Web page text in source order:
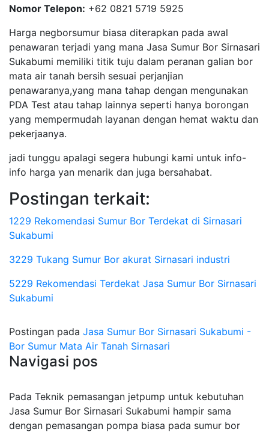
Nomor Telepon: +62 0821 5719 5925
Harga negborsumur biasa diterapkan pada awal
penawaran terjadi yang mana Jasa Sumur Bor Sirnasari
Sukabumi memiliki titik tuju dalam peranan galian bor
mata air tanah bersih sesuai perjanjian
penawaranya,yang mana tahap dengan mengunakan
PDA Test atau tahap lainnya seperti hanya borongan
yang mempermudah layanan dengan hemat waktu dan
pekerjaanya.
jadi tunggu apalagi segera hubungi kami untuk info-
info harga yan menarik dan juga bersahabat.
Postingan terkait:
1229 Rekomendasi Sumur Bor Terdekat di Sirnasari
Sukabumi
3229 Tukang Sumur Bor akurat Sirnasari industri
5229 Rekomendasi Terdekat Jasa Sumur Bor Sirnasari
Sukabumi
Postingan pada Jasa Sumur Bor Sirnasari Sukabumi -
Bor Sumur Mata Air Tanah Sirnasari
Navigasi pos
Pada Teknik pemasangan jetpump untuk kebutuhan
Jasa Sumur Bor Sirnasari Sukabumi hampir sama
dengan pemasangan pompa biasa pada sumur bor